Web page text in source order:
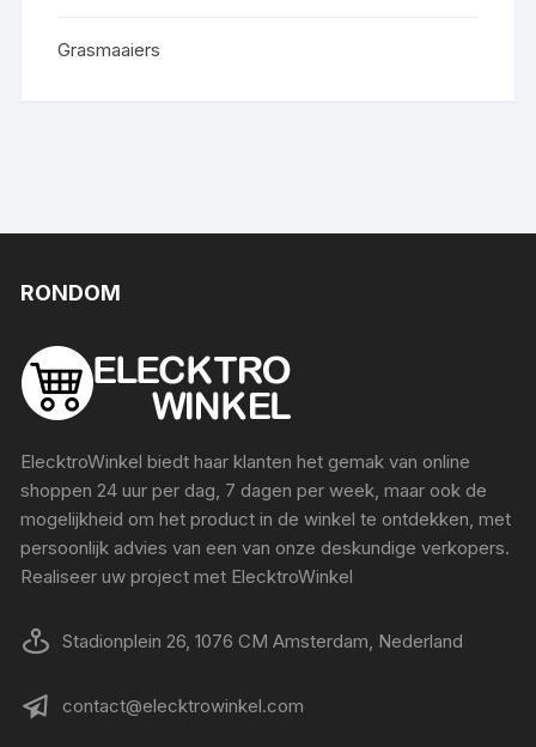
Grasmaaiers
RONDOM
ElecktroWinkel biedt haar klanten het gemak van online
shoppen 24 uur per dag, 7 dagen per week, maar ook de
mogelijkheid om het product in de winkel te ontdekken, met
persoonlijk advies van een van onze deskundige verkopers.
Realiseer uw project met ElecktroWinkel
Stadionplein 26, 1076 CM Amsterdam, Nederland
contact@elecktrowinkel.com